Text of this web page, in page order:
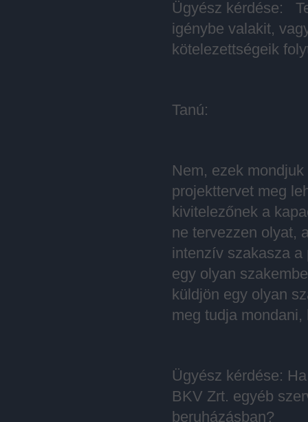
Ügyész kérdése:
igénybe valakit,
kötelezettségeik
Tanú:
Nem, ezek
projekttervet meg
kivitelezőnek a
ne tervezzen olyat,
intenzív szakasza
egy olyan
küldjön egy olyan
meg tudja
Ügyész kérdése:
BKV Zrt. egyéb
beruházásban?